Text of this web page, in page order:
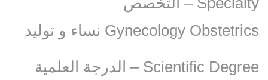
Gynecology Obstetrics نساء و توليد‏
Scientific Degree – الدرجة العلمية